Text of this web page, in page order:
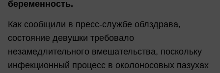
беременность.
Как сообщили в пресс-службе облздрава,
состояние девушки требовало
незамедлительного вмешательства, поскольку
инфекционный процесс в околоносовых пазухах